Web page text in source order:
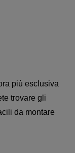
più esclusiva
trovare gli
da montare